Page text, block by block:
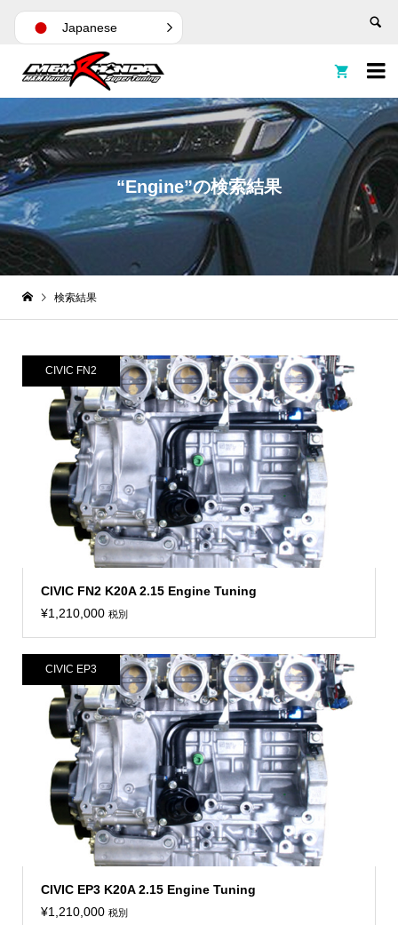


“Engine”の検索結果
検索結果
CIVIC FN2 K20A 2.15 Engine Tuning
¥1,210,000 税別
CIVIC FN2
CIVIC EP3 K20A 2.15 Engine Tuning
¥1,210,000 税別
CIVIC EP3
Japanese